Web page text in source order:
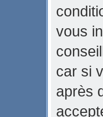
vous
car si
après